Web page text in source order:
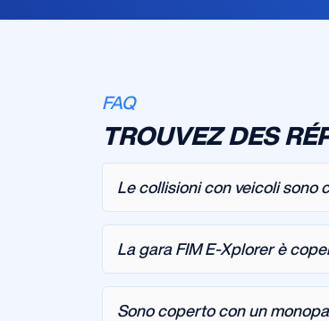
FAQ
TROUVEZ DES
Le collisioni con veicoli sono
La gara FIM E-Xplorer è
Sono coperto con un